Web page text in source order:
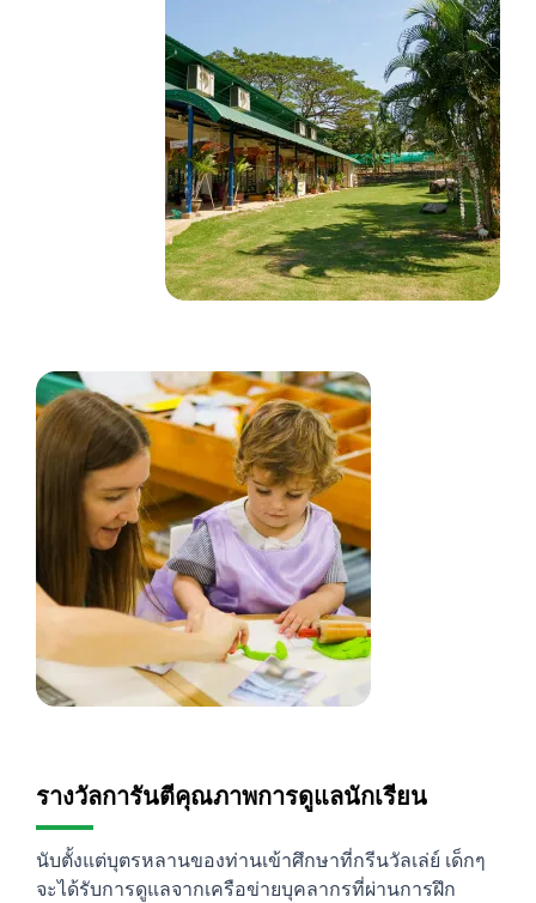
รางวัลการันตีคุณภาพการดูแลนักเรียน
นับตั้งแต่บุตรหลานของท่านเข้าศึกษาที่กรีนวัลเล่ย์ เด็กๆ
จะได้รับการดูแลจากเครือข่ายบุคลากรที่ผ่านการฝึก